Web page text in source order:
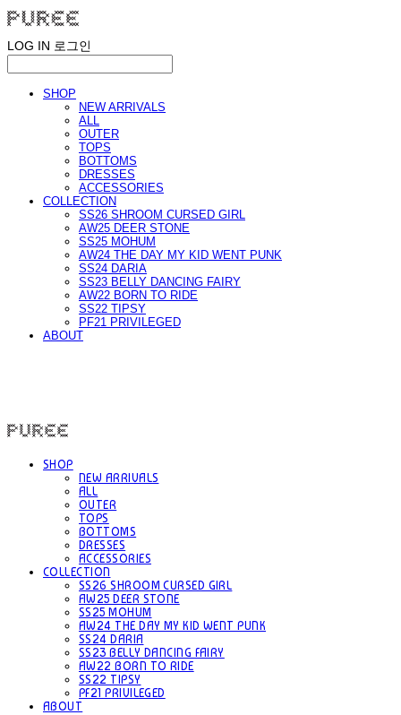
LOG IN 로그인
SHOP
NEW ARRIVALS
ALL
OUTER
TOPS
BOTTOMS
DRESSES
ACCESSORIES
COLLECTION
SS26 SHROOM CURSED GIRL
AW25 DEER STONE
SS25 MOHUM
AW24 THE DAY MY KID WENT PUNK
SS24 DARIA
SS23 BELLY DANCING FAIRY
AW22 BORN TO RIDE
SS22 TIPSY
PF21 PRIVILEGED
ABOUT
SHOP
NEW ARRIVALS
ALL
OUTER
TOPS
BOTTOMS
DRESSES
ACCESSORIES
COLLECTION
SS26 SHROOM CURSED GIRL
AW25 DEER STONE
SS25 MOHUM
AW24 THE DAY MY KID WENT PUNK
SS24 DARIA
SS23 BELLY DANCING FAIRY
AW22 BORN TO RIDE
SS22 TIPSY
PF21 PRIVILEGED
ABOUT